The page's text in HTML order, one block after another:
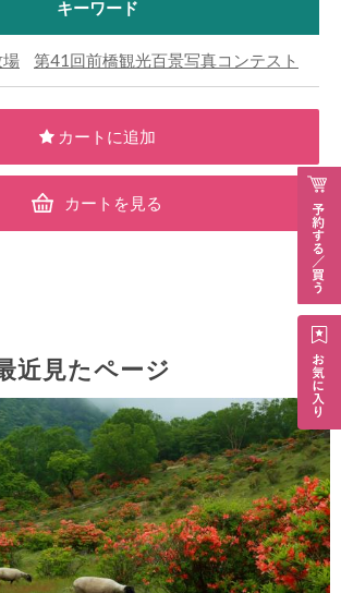
キーワード
場 第41回前橋観光百景写真コンテスト
カートを見る
近見たページ